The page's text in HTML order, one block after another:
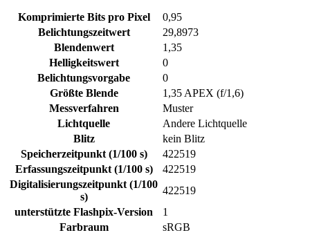
Komprimierte Bits pro Pixel
0,95
Belichtungszeitwert
29,8973
Blendenwert
1,35
Helligkeitswert
0
Belichtungsvorgabe
0
Größte Blende
1,35 APEX (f/1,6)
Messverfahren
Muster
Lichtquelle
Andere Lichtquelle
Blitz
kein Blitz
Speicherzeitpunkt (1/100 s)
422519
Erfassungszeitpunkt (1/100 s)
422519
Digitalisierungszeitpunkt (1/100
s)
422519
unterstützte Flashpix-Version
1
Farbraum
sRGB